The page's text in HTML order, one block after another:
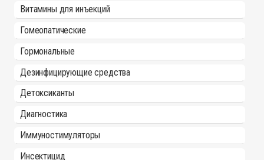
Витамины для инъекций
Гомеопатические
Гормональные
Дезинфицирующие средства
Детоксиканты
Диагностика
Иммуностимуляторы
Инсектицид